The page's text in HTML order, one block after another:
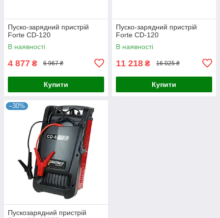
Пуско-зарядний пристрій
Forte CD-120
В наявності
4 877 ₴ 6 967 ₴
Купити
Пуско-зарядний пристрій
Forte CD-120
В наявності
11 218 ₴ 16 025 ₴
Купити
–30%
Пускозарядний пристрій